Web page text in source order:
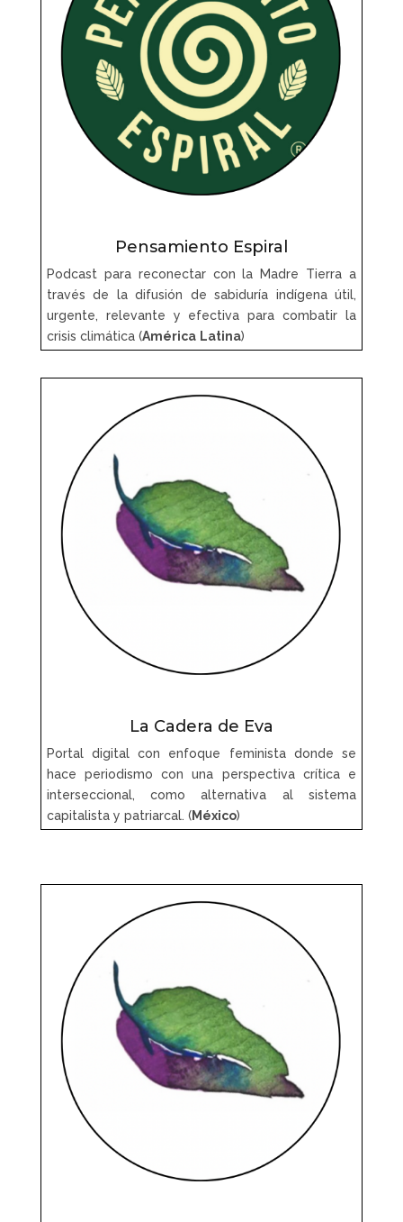
Pensamiento Espiral
Podcast para reconectar con la Madre Tierra a
través de la difusión de sabiduría indígena útil,
urgente, relevante y efectiva para combatir la
crisis climática (América Latina)
La Cadera de Eva
Portal digital con enfoque feminista donde se
hace periodismo con una perspectiva crítica e
interseccional, como alternativa al sistema
capitalista y patriarcal. (México)